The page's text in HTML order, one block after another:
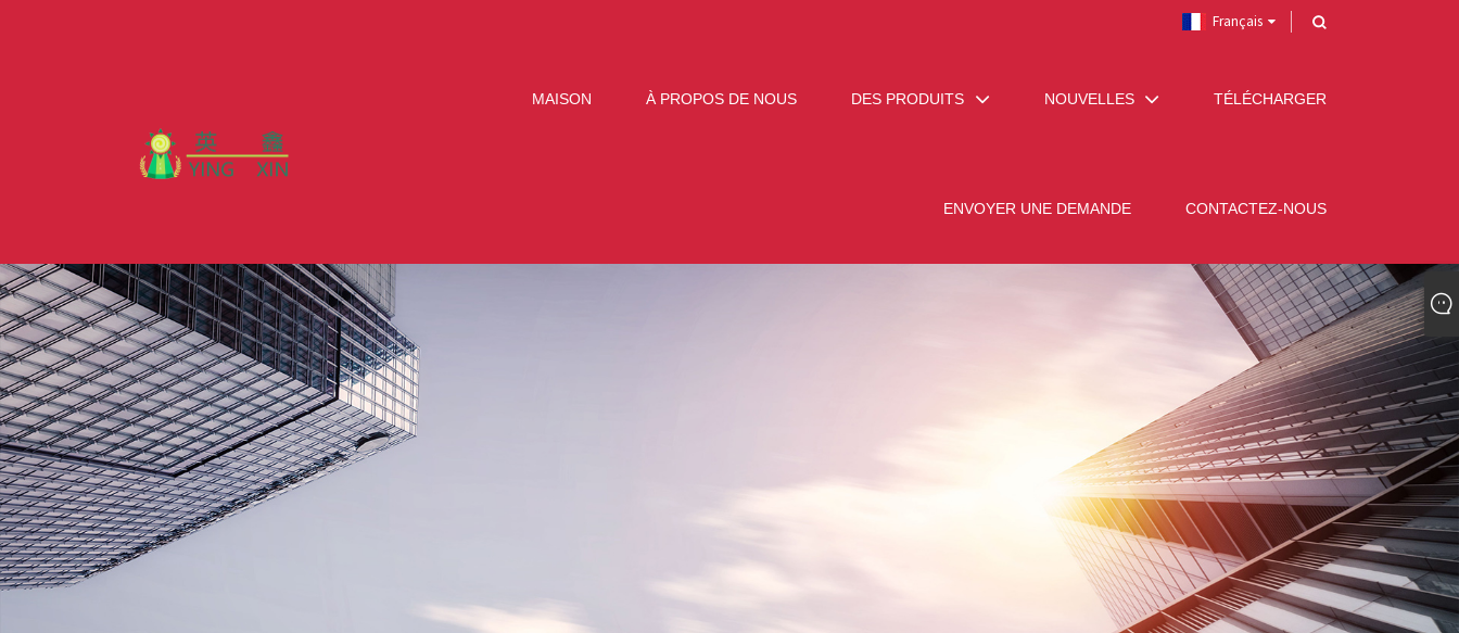
Français
MAISON À PROPOS DE NOUS DES PRODUITS NOUVELLES TÉLÉCHARGER
ENVOYER UNE DEMANDE CONTACTEZ-NOUS